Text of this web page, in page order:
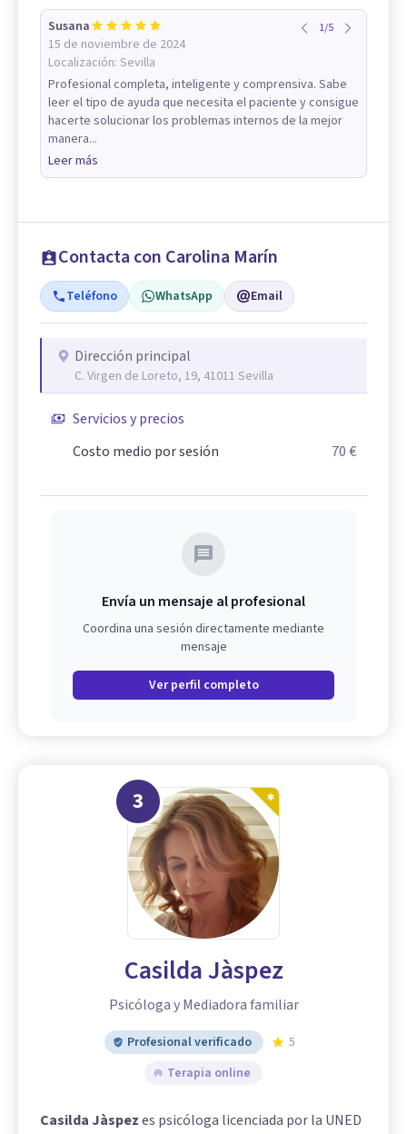
Susana
15 de noviembre de 2024
Localización: Sevilla
1/5
Profesional completa, inteligente y comprensiva. Sabe
leer el tipo de ayuda que necesita el paciente y consigue
hacerte solucionar los problemas internos de la mejor
manera...
Leer más
Contacta con Carolina Marín
Teléfono WhatsApp Email
Dirección principal
C. Virgen de Loreto, 19, 41011 Sevilla
Servicios y precios
Costo medio por sesión
70 €
Envía un mensaje al profesional
Coordina una sesión directamente mediante
mensaje
Ver perfil completo
3
Casilda Jàspez
Psicóloga y Mediadora familiar
Profesional verificado
5
Terapia online
Casilda Jàspezes psicóloga licenciada por la UNED